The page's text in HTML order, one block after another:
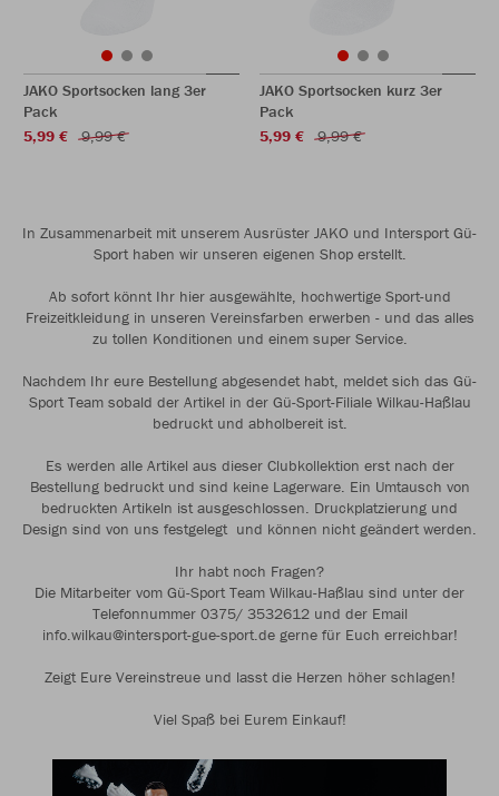
JAKO Sportsocken lang 3er
Pack
5,99 €
9,99 €
JAKO Sportsocken kurz 3er
Pack
5,99 €
9,99 €
In Zusammenarbeit mit unserem Ausrüster JAKO und Intersport Gü-
Sport haben wir unseren eigenen Shop erstellt.
Ab sofort könnt Ihr hier ausgewählte, hochwertige Sport-und
Freizeitkleidung in unseren Vereinsfarben erwerben - und das alles
zu tollen Konditionen und einem super Service.
Nachdem Ihr eure Bestellung abgesendet habt, meldet sich das Gü-
Sport Team sobald der Artikel in der Gü-Sport-Filiale Wilkau-Haßlau
bedruckt und abholbereit ist.
Es werden alle Artikel aus dieser Clubkollektion erst nach der
Bestellung bedruckt und sind keine Lagerware. Ein Umtausch von
bedruckten Artikeln ist ausgeschlossen. Druckplatzierung und
Design sind von uns festgelegt und können nicht geändert werden.
Ihr habt noch Fragen?
Die Mitarbeiter vom Gü-Sport Team Wilkau-Haßlau sind unter der
Telefonnummer 0375/ 3532612 und der Email
info.wilkau@intersport-gue-sport.de gerne für Euch erreichbar!
Zeigt Eure Vereinstreue und lasst die Herzen höher schlagen!
Viel Spaß bei Eurem Einkauf!